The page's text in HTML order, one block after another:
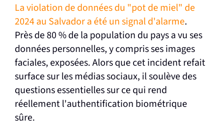
La violation de données du "pot de miel" de
2024 au Salvador a été un signal d'alarme.
Près de 80 % de la population du pays a vu ses
données personnelles, y compris ses images
faciales, exposées. Alors que cet incident refait
surface sur les médias sociaux, il soulève des
questions essentielles sur ce qui rend
réellement l'authentification biométrique
sûre.